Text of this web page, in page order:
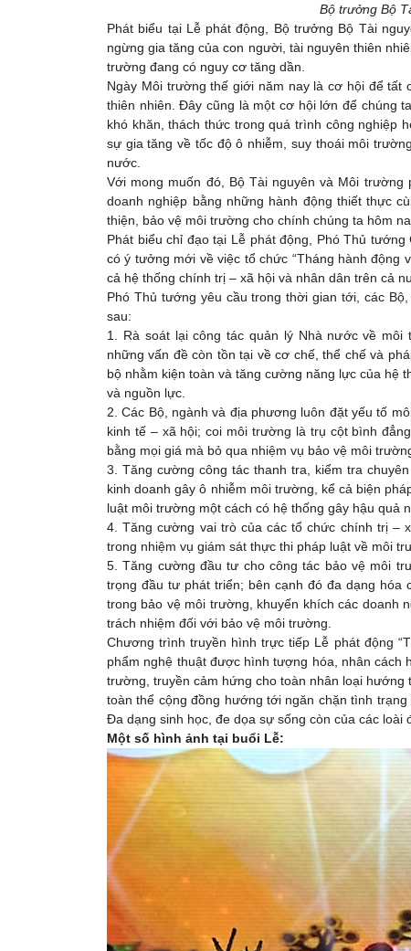
Bộ trưởng Bộ
Phát biểu tại Lễ phát động, Bộ trưởng Bộ Tài
ngừng gia tăng của con người, tài nguyên thiên
trường đang có nguy cơ tăng dần.
Ngày Môi trường thế giới năm nay là cơ hội để
thiên nhiên. Đây cũng là một cơ hội lớn để chúng
khó khăn, thách thức trong quá trình công nghiệp
sự gia tăng về tốc độ ô nhiễm, suy thoái môi
nước.
Với mong muốn đó, Bộ Tài nguyên và Môi trường
doanh nghiệp bằng những hành động thiết thực
thiện, bảo vệ môi trường cho chính chúng ta hôm
Phát biểu chỉ đạo tại Lễ phát động, Phó Thủ
có ý tưởng mới về việc tổ chức “Tháng hành động
cả hệ thống chính trị – xã hội và nhân dân trên cả
Phó Thủ tướng yêu cầu trong thời gian tới, các
sau:
1. Rà soát lại công tác quản lý Nhà nước về
những vấn đề còn tồn tại về cơ chế, thể chế và
bộ nhằm kiện toàn và tăng cường năng lực của hệ
và nguồn lực.
2. Các Bộ, ngành và địa phương luôn đặt yếu tố
kinh tế – xã hội; coi môi trường là trụ cột bình
bằng mọi giá mà bỏ qua nhiệm vụ bảo vệ môi
3. Tăng cường công tác thanh tra, kiểm tra
kinh doanh gây ô nhiễm môi trường, kể cả biện
luật môi trường một cách có hệ thống gây hậu quả
4. Tăng cường vai trò của các tổ chức chính trị –
trong nhiệm vụ giám sát thực thi pháp luật về môi
5. Tăng cường đầu tư cho công tác bảo vệ môi
trọng đầu tư phát triển; bên cạnh đó đa dạng
trong bảo vệ môi trường, khuyến khích các doanh
trách nhiệm đối với bảo vệ môi trường.
Chương trình truyền hình trực tiếp Lễ phát động
phẩm nghệ thuật được hình tượng hóa, nhân cách
trường, truyền cảm hứng cho toàn nhân loại
toàn thể cộng đồng hướng tới ngăn chặn tình
Đa dạng sinh học, đe dọa sự sống còn của các loài
Một số hình ảnh tại buổi Lễ: